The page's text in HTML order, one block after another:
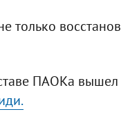
только
ПАОКа